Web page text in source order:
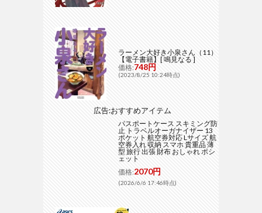
ラーメン大好き小泉さん（11）
【電子書籍】[ 鳴見なる ]
価格:748円
(2023/8/25 10:24時点)
広告:おすすめアイテム
パスポートケース スキミング防
止 トラベルオーガナイザー 13
ポケット 航空券対応 Lサイズ 航
空券入れ 収納 スマホ 貴重品 薄
型 旅行 出張 財布 おしゃれ ポシ
ェット
価格:2070円
(2026/6/6 17:46時点)